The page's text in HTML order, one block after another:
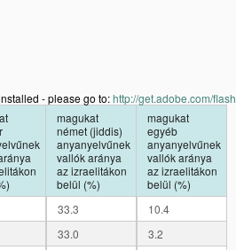
- please go to:http://get.adobe.com/
magukat
német (jiddis)
anyanyelvűnek
vallók aránya
az izraelitákon
belül (%)
magukat
egyéb
anyanyelvűnek
vallók aránya
az izraelitákon
belül (%)
33.3
10.4
33.0
3.2